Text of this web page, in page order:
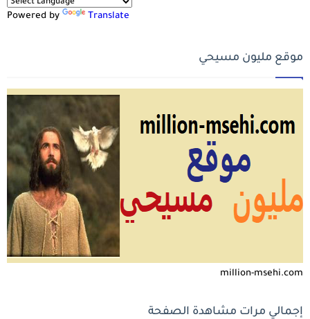
Powered by Translate
موقع مليون مسيحي
million-msehi.com
إجمالي مرات مشاهدة الصفحة